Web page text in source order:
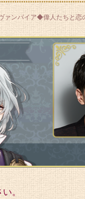
ァンパイア◆偉人たちと恋
。